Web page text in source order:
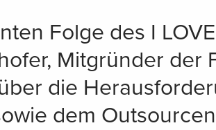
Folge des I
Mitgründer der
die
dem